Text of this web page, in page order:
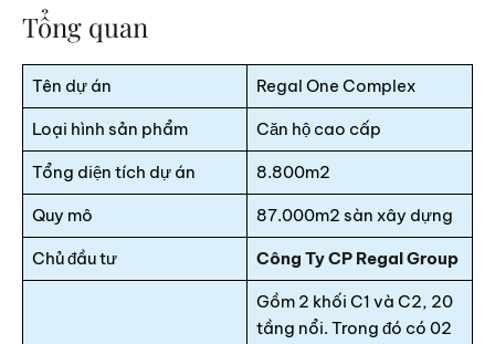
Tổng quan
Tên dự án Regal One Complex
Loại hình sản phẩm Căn hộ cao cấp
Tổng diện tích dự án 8.800m2
Quy mô 87.000m2 sàn xây dựng
Chủ đầu tư Công Ty CP Regal Group
Gồm 2 khối C1 và C2, 20
tầng nổi. Trong đó có 02